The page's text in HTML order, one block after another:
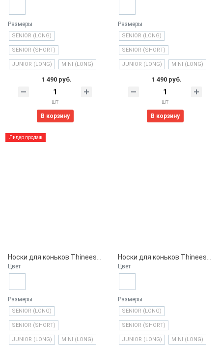
Размеры
SENIOR (LONG)
SENIOR (SHORT)
JUNIOR (LONG) MINI (LONG)
1 490 руб.
шт
В корзину
Размеры
SENIOR (LONG)
SENIOR (SHORT)
JUNIOR (LONG) MINI (LONG)
1 490 руб.
шт
В корзину
Лидер продаж
Цвет
Размеры
SENIOR (LONG)
SENIOR (SHORT)
JUNIOR (LONG) MINI (LONG)
Цвет
Размеры
SENIOR (LONG)
SENIOR (SHORT)
JUNIOR (LONG) MINI (LONG)